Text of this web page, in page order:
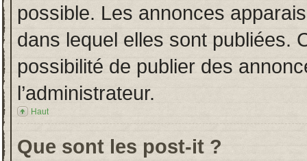
possible. Les annonces
dans lequel elles sont publiées.
possibilité de publier des
l’administrateur.
Haut
Que sont les post-it ?